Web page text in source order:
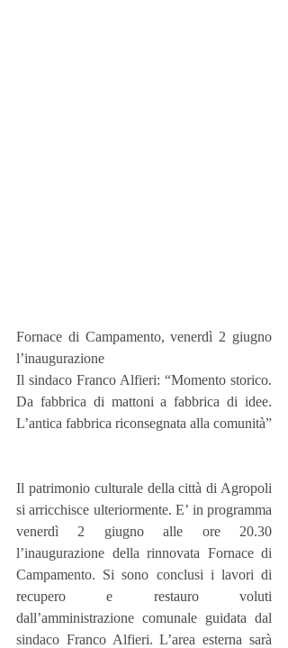
Fornace di Campamento, venerdì 2 giugno
l’inaugurazione
Il sindaco Franco Alfieri: “Momento storico.
Da fabbrica di mattoni a fabbrica di idee.
L’antica fabbrica riconsegnata alla comunità”
Il patrimonio culturale della città di Agropoli
si arricchisce ulteriormente. E’ in programma
venerdì 2 giugno alle ore 20.30
l’inaugurazione della rinnovata Fornace di
Campamento. Si sono conclusi i lavori di
recupero e restauro voluti
dall’amministrazione comunale guidata dal
sindaco Franco Alfieri. L’area esterna sarà